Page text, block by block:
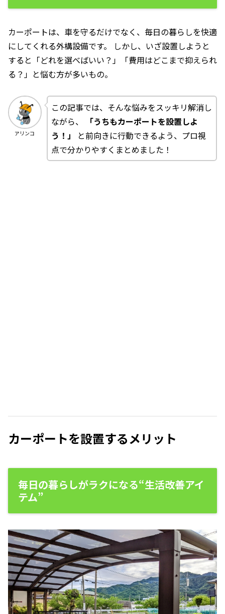
カーポートは、車を守るだけでなく、毎日の暮らしを快適
にしてくれる外構設備です。 しかし、いざ設置しようと
すると「どれを選べばいい？」「費用はどこまで抑えられ
る？」と悩む方が多いもの。
アリンコ
この記事では、そんな悩みをスッキリ解消し
ながら、
「うちもカーポートを設置しよ
う！」
と前向きに行動できるよう、プロ視
点で分かりやすくまとめました！
カーポートを設置するメリット
毎日の暮らしがラクになる“生活改善アイ
テム”